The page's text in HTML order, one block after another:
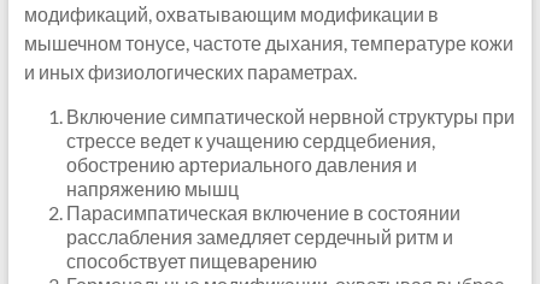
модификаций, охватывающим модификации в
мышечном тонусе, частоте дыхания, температуре кожи
и иных физиологических параметрах.
Включение симпатической нервной структуры при
стрессе ведет к учащению сердцебиения,
обострению артериального давления и
напряжению мышц
Парасимпатическая включение в состоянии
расслабления замедляет сердечный ритм и
способствует пищеварению